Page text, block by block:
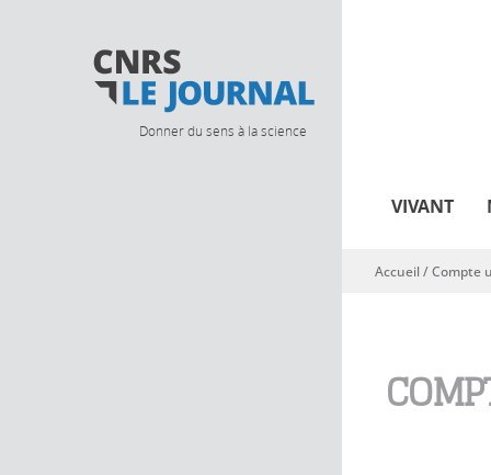
Donner du sens à la science
VIVANT
Vous êtes ici
Accueil/Compte